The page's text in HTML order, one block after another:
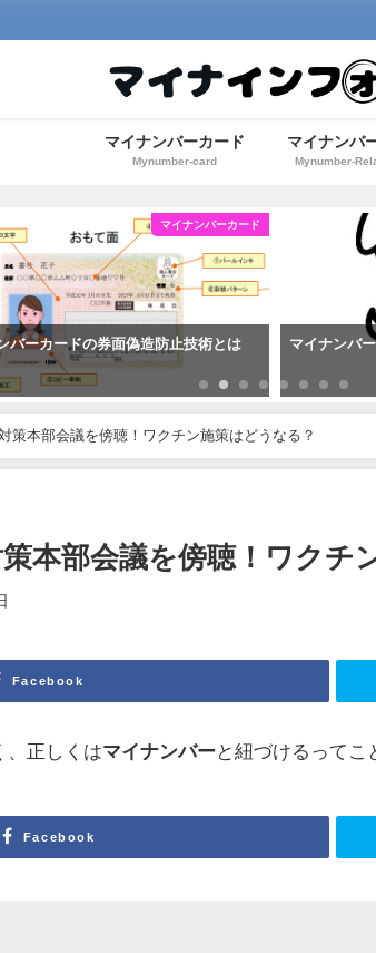
マイナンバーカード
Mynumber-card
マイナンバ
Mynumber-
マイナンバーカード
バーカードの券面偽造防止技術とは マイナンバ
策本部会議を傍聴！ワクチン施策はどうなる？
本部会議を傍聴！ワクチ
Facebook
、正しくはマイナンバーと紐づけるって
Facebook